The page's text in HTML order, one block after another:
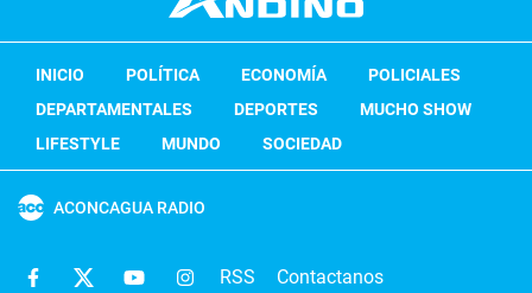
INICIO POLÍTICA ECONOMÍA
POLICIALES
DEPARTAMENTALES
DEPORTES
MUCHO SHOW
LIFESTYLE
MUNDO SOCIEDAD
ACONCAGUA RADIO
RSS Contactanos